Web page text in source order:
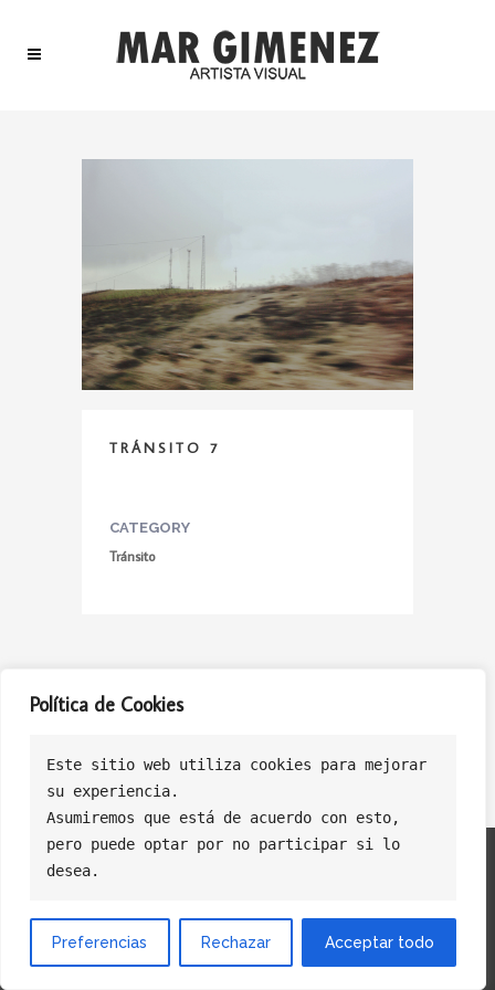
Política de Cookies
Este sitio web utiliza cookies para mejorar
su experiencia.
Asumiremos que está de acuerdo con esto,
pero puede optar por no participar si lo
desea.
Preferencias Rechazar Acceptar todo
TRÁNSITO 7
CATEGORY
Tránsito
Politica de Privacidad Politica de Cookies
© Copyright Licasoft Software